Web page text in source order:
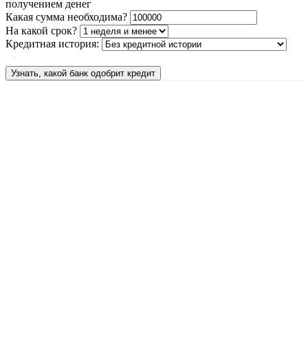
получением денег
Какая сумма необходима?
На какой срок?
Кредитная история:
Узнать, какой банк одобрит кредит